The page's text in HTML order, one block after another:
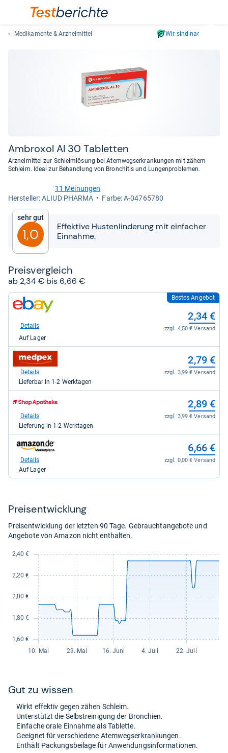
lassen
Medikamente & Arzneimittel Wir sind nachhaltig
Ambro­xol Al 30 Tablet­ten
Arzneimittel zur Schleimlösung bei Atemwegserkrankungen mit zähem
Schleim. Ideal zur Behandlung von Bronchitis und Lungenproblemen.
von
Sternen
11 Meinungen
Her­stel­ler: ALIUD PHARMA
Farbe: A-04765780
Sehr gut
1,0
Effektive Hustenlinderung mit einfacher
Einnahme.
Preis­ver­gleich
ab 2,34 € bis 6,66 €
zum
Shop:
eBay
2,34
kaufen.
Bestes Angebot
2,34 €
zzgl. 4,50 € Versand
Details
Auf Lager
zum
Shop:
medpex
kaufen.
2,79 €
zzgl. 3,99 € Versand
Details
Lieferbar in 1-2 Werktagen
zum
Shop:
Shop
für
kaufen.
2,89 €
zzgl. 3,99 € Versand
Details
Lieferung in 1-2 Werktagen
zum
Shop:
Amazon.de
6,66 €
zzgl. 0,00 € Versand
Details
Auf Lager
Preis­ent­wick­lung
Preisentwicklung der letzten 90 Tage. Gebrauchtangebote und
Angebote von Amazon nicht enthalten.
Gut zu wis­sen
Wirkt effek­tiv gegen zähen Schleim.
Unter­stützt die Selbstrei­ni­gung der Bron­chien.
Ein­fa­che orale Ein­nahme als Tablette.
Geeig­net für ver­schie­dene Atem­wegs­er­kran­kun­gen.
Ent­hält Packungs­bei­lage für Anwen­dungs­in­for­ma­tio­nen.